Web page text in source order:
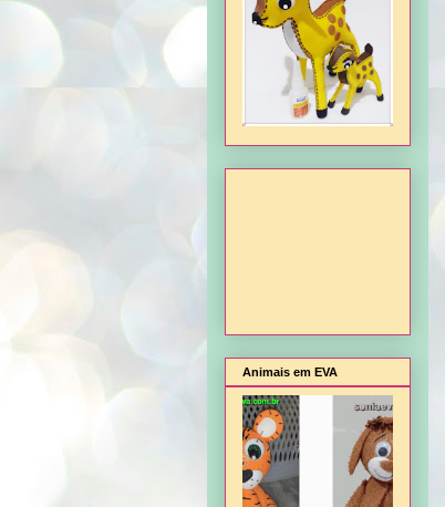
Animais em EVA